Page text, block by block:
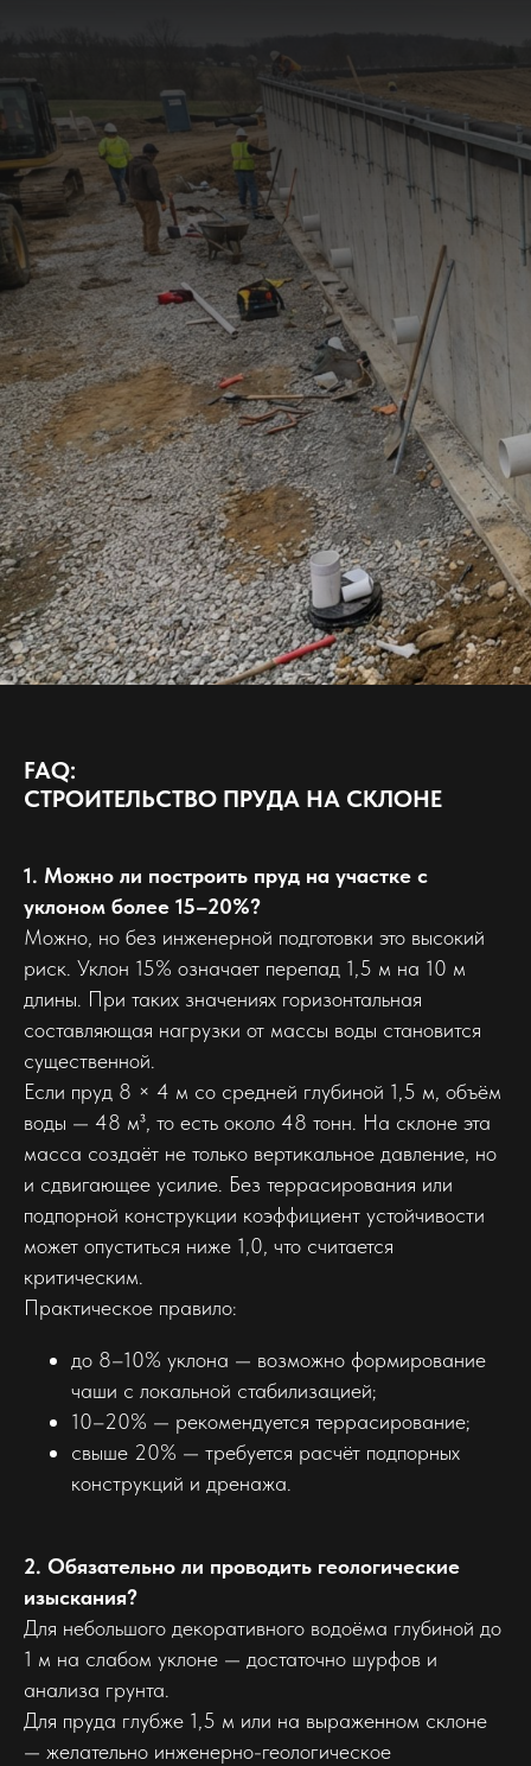
FAQ:
СТРОИТЕЛЬСТВО ПРУДА НА СКЛОНЕ
1. Можно ли построить пруд на участке с
уклоном более 15–20%?
Можно, но без инженерной подготовки это высокий
риск. Уклон 15% означает перепад 1,5 м на 10 м
длины. При таких значениях горизонтальная
составляющая нагрузки от массы воды становится
существенной.
Если пруд 8 × 4 м со средней глубиной 1,5 м, объём
воды — 48 м³, то есть около 48 тонн. На склоне эта
масса создаёт не только вертикальное давление, но
и сдвигающее усилие. Без террасирования или
подпорной конструкции коэффициент устойчивости
может опуститься ниже 1,0, что считается
критическим.
Практическое правило:
до 8–10% уклона — возможно формирование
чаши с локальной стабилизацией;
10–20% — рекомендуется террасирование;
свыше 20% — требуется расчёт подпорных
конструкций и дренажа.
2. Обязательно ли проводить геологические
изыскания?
Для небольшого декоративного водоёма глубиной до
1 м на слабом уклоне — достаточно шурфов и
анализа грунта.
Для пруда глубже 1,5 м или на выраженном склоне
— желательно инженерно-геологическое